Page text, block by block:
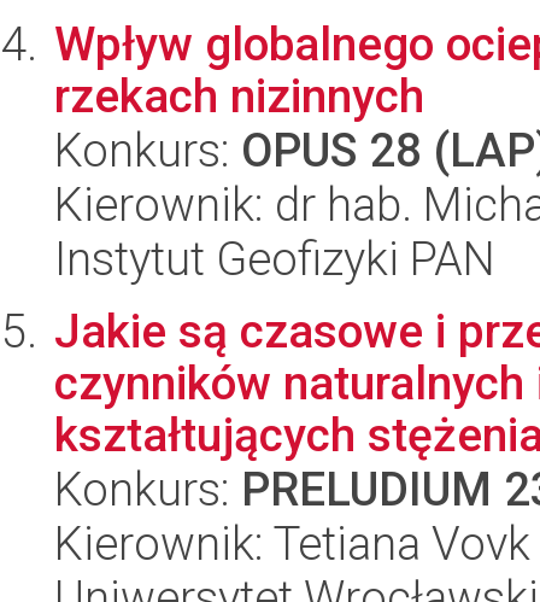
Wpływ globalnego
rzekach nizinnych
Konkurs: OPUS 28
Kierownik: dr hab.
Instytut Geofizyki PAN
Jakie są czasowe i
czynników
kształtujących
Konkurs: PRELUDIUM
Kierownik: Tetiana Vovk